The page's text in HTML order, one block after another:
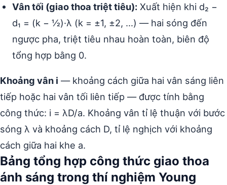
Vân tối (giao thoa triệt tiêu): Xuất hiện khi d₂ −
d₁ = (k − ½)·λ (k = ±1, ±2, …) — hai sóng đến
ngược pha, triệt tiêu nhau hoàn toàn, biên độ
tổng hợp bằng 0.
Khoảng vân i — khoảng cách giữa hai vân sáng liên
tiếp hoặc hai vân tối liên tiếp — được tính bằng
công thức: i = λD/a. Khoảng vân tỉ lệ thuận với bước
sóng λ và khoảng cách D, tỉ lệ nghịch với khoảng
cách giữa hai khe a.
Bảng tổng hợp công thức giao thoa
ánh sáng trong thí nghiệm Young